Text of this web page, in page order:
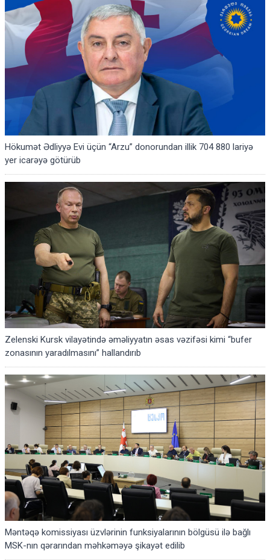
Hökumət Ədliyyə Evi üçün “Arzu” donorundan illik 704 880 lariyə
yer icarəyə götürüb
Zelenski Kursk vilayətində əməliyyatın əsas vəzifəsi kimi “bufer
zonasının yaradılmasını” hallandırıb
Məntəqə komissiyası üzvlərinin funksiyalarının bölgüsü ilə bağlı
MSK-nın qərarından məhkəməyə şikayət edilib